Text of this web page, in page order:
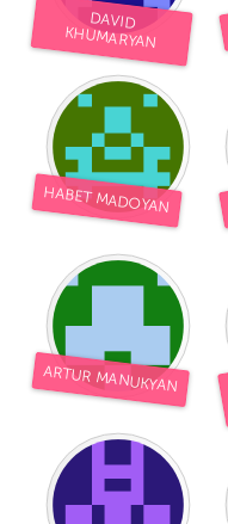
DAVID
KHUMARYAN
HABET MADOYAN
ARTUR MANUKYAN